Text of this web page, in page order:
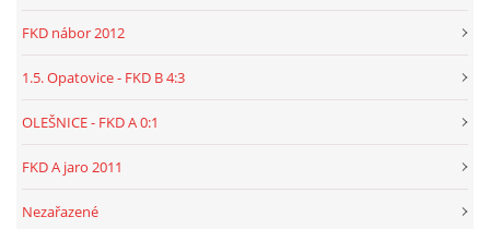
FKD nábor 2012
1.5. Opatovice - FKD B 4:3
OLEŠNICE - FKD A 0:1
FKD A jaro 2011
Nezařazené